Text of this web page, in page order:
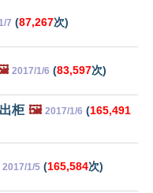
7 (87,267次)
2017/1/6 (83,597次)
柜 🖼️ 2017/1/6 (165,491
2017/1/5 (165,584次)